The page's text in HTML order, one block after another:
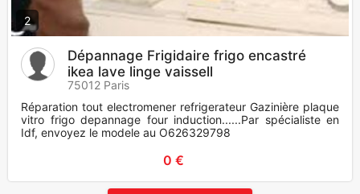
2
Dépannage Frigidaire frigo encastré
ikea lave linge vaissell
75012 Paris
Réparation tout electromener refrigerateur Gazinière plaque
vitro frigo depannage four induction......Par spécialiste en
Idf, envoyez le modele au O626329798
0 €